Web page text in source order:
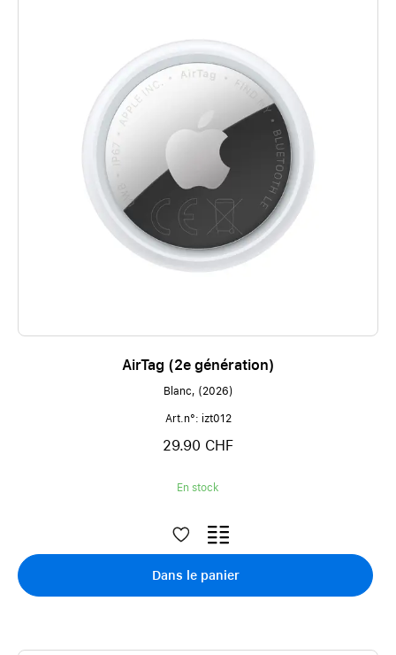
AirTag (2e génération)
Blanc, (2026)
Art.n°: izt012
29.90 CHF
En stock
Dans le panier